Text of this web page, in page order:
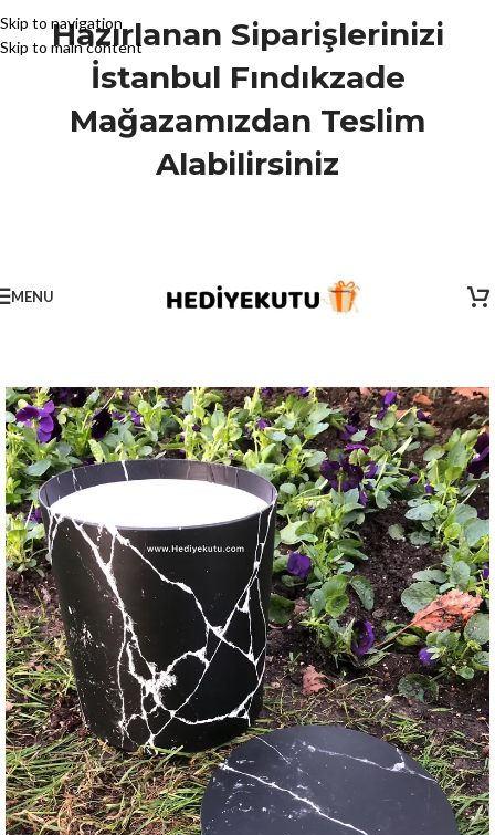
Skip to navigation
Skip to main content
Hazırlanan Siparişlerinizi
İstanbul Fındıkzade
Mağazamızdan Teslim
Alabilirsiniz
MENU